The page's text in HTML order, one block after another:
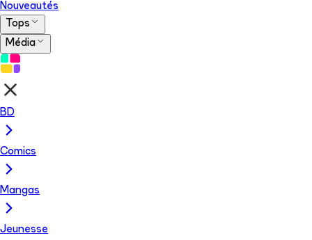
Nouveautés
Tops
Média
BD
Comics
Mangas
Jeunesse